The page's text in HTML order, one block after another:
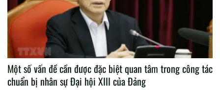
Một số vấn đề cần được đặc biệt quan tâm trong công tác
chuẩn bị nhân sự Đại hội XIII của Đảng